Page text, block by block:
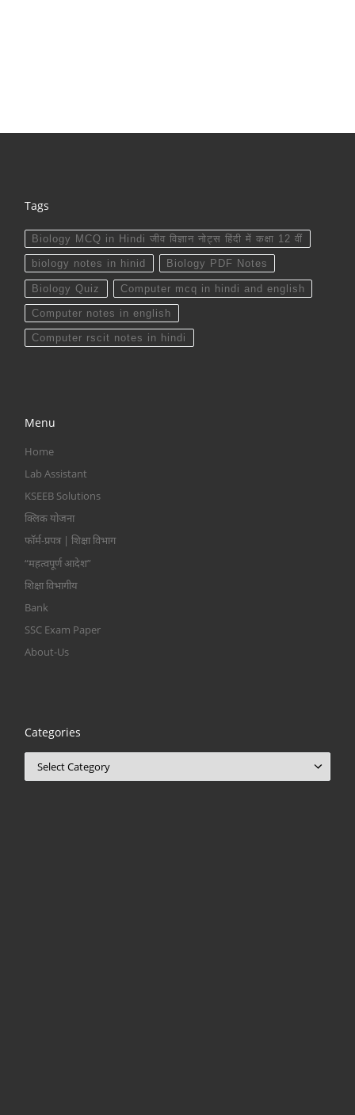
Tags
Biology MCQ in Hindi जीव विज्ञान नोट्स हिंदी में कक्षा 12 वीं
biology notes in hinid Biology PDF Notes
Biology Quiz Computer mcq in hindi and english
Computer notes in english
Computer rscit notes in hindi
Menu
Home
Lab Assistant
KSEEB Solutions
क्लिक योजना
फॉर्म-प्रपत्र | शिक्षा विभाग
“महत्वपूर्ण आदेश”
शिक्षा विभागीय
Bank
SSC Exam Paper
About-Us
Categories